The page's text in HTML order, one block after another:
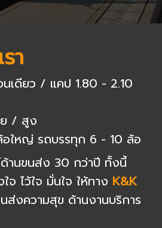
า
นเดียว / แคป 1.80 - 2.10
ย / สูง
อใหญ่ รถบรรทุก 6 - 10 ล้อ
านขนส่ง 30 กว่าปี ทั้งนี้
จ ไว้ใจ มั่นใจ ให้ทาง K&K
ส่งความสุข ด้านงานบริการ